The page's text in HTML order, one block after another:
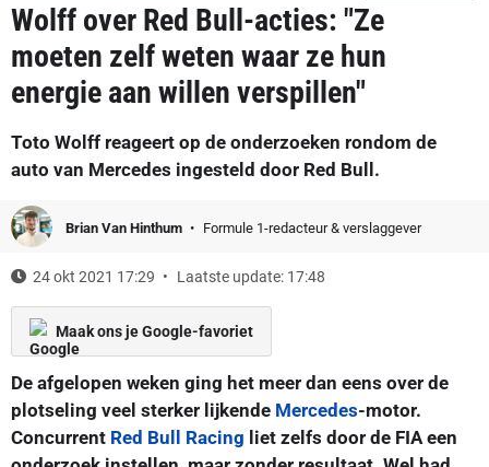
Wolff over Red Bull-acties: "Ze
moeten zelf weten waar ze hun
energie aan willen verspillen"
Toto Wolff reageert op de onderzoeken rondom de
auto van Mercedes ingesteld door Red Bull.
Brian Van Hinthum Formule 1-redacteur & verslaggever
24 okt 2021 17:29 Laatste update: 17:48
Maak ons je Google-favoriet
De afgelopen weken ging het meer dan eens over de
plotseling veel sterker lijkende Mercedes-motor.
Concurrent Red Bull Racing liet zelfs door de FIA een